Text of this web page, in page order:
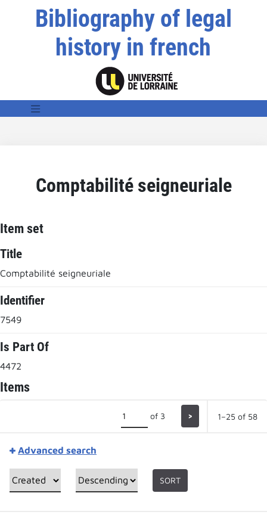
Bibliography of legal
history in french
Comptabilité seigneuriale
Item set
Title
Comptabilité seigneuriale
Identifier
7549
Is Part Of
4472
Items
of 3 > 1–25 of 58
Advanced search
SORT